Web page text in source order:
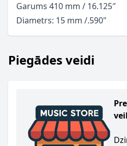
Garums 410 mm / 16.125″
Diametrs: 15 mm /.590"
Piegādes veidi